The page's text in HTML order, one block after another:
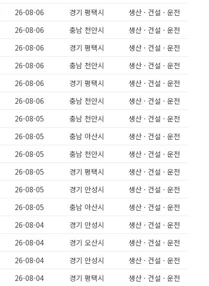
26-08-06 경기 평택시
생산 · 건설 · 운전
26-08-06 충남 천안시
생산 · 건설 · 운전
26-08-06 경기 평택시
생산 · 건설 · 운전
26-08-06 충남 천안시
생산 · 건설 · 운전
26-08-06 경기 평택시
생산 · 건설 · 운전
26-08-06 충남 천안시
생산 · 건설 · 운전
26-08-05 충남 천안시
생산 · 건설 · 운전
26-08-05 충남 아산시
생산 · 건설 · 운전
26-08-05 충남 천안시
생산 · 건설 · 운전
26-08-05 경기 평택시
생산 · 건설 · 운전
26-08-05 경기 안성시
생산 · 건설 · 운전
26-08-05 충남 아산시
생산 · 건설 · 운전
26-08-04 경기 안성시
생산 · 건설 · 운전
26-08-04 경기 오산시
생산 · 건설 · 운전
26-08-04 경기 안성시
생산 · 건설 · 운전
26-08-04 경기 평택시 생산 · 건설 · 운전